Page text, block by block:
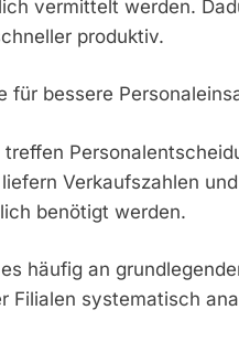
vermittelt werden.
produktiv.
für bessere
Verkaufszahlen
benötigt werden.
häufig an
Filialen systematisch